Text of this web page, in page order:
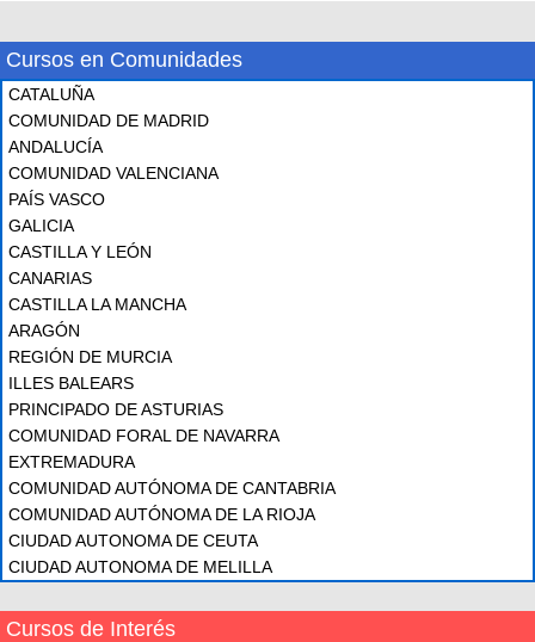
Cursos en Comunidades
CATALUÑA
COMUNIDAD DE MADRID
ANDALUCÍA
COMUNIDAD VALENCIANA
PAÍS VASCO
GALICIA
CASTILLA Y LEÓN
CANARIAS
CASTILLA LA MANCHA
ARAGÓN
REGIÓN DE MURCIA
ILLES BALEARS
PRINCIPADO DE ASTURIAS
COMUNIDAD FORAL DE NAVARRA
EXTREMADURA
COMUNIDAD AUTÓNOMA DE CANTABRIA
COMUNIDAD AUTÓNOMA DE LA RIOJA
CIUDAD AUTONOMA DE CEUTA
CIUDAD AUTONOMA DE MELILLA
Cursos de Interés